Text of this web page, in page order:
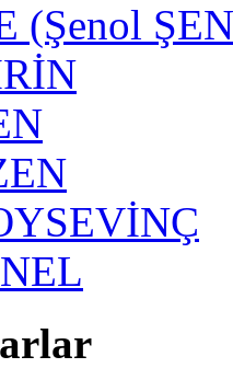
(Şenol